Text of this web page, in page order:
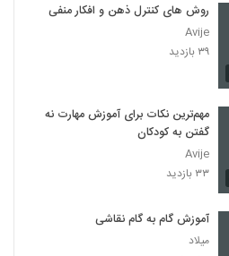
روش های کنترل ذهن و افکار منفی
Avije
۳۹ بازدید
مهم‌ترین نکات برای آموزش مهارت نه
گفتن به کودکان
Avije
۳۳ بازدید
آموزش گام به گام نقاشی
میلاد